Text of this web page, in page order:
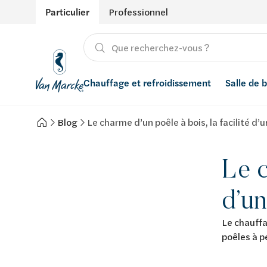
Particulier Professionnel
Chauffage et refroidissement
Chauffage
Salle de
Produits
Énergies renouvelables
Adoucisseurs d’eau
Blog Le charme d’un poêle à bois, la facilité
Le
Le
poêles à